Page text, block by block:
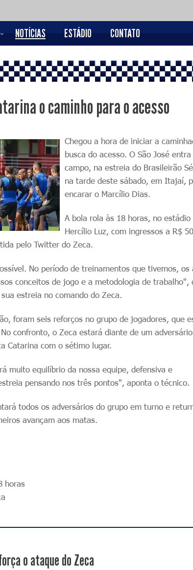
NOTÍCIAS ESTÁDIO CONTATO
o caminho para o acesso
Chegou a hora de iniciar a
busca do acesso. O São José
campo, na estreia do Brasileirão
na tarde deste sábado, em Itajaí,
encarar o Marcílio Dias.
A bola rola às 18 horas, no estádio
Hercílio Luz, com ingressos a R$
pelo Twitter do Zeca.
No período de treinamentos que tivemos, os
conceitos de jogo e a metodologia de trabalho",
estreia no comando do Zeca.
foram seis reforços no grupo de jogadores, que
confronto, o Zeca estará diante de um
Catarina com o sétimo lugar.
muito equilíbrio da nossa equipe, defensiva e
pensando nos três pontos", aponta o técnico.
todos os adversários do grupo em turno e
avançam aos matas.
horas
o ataque do Zeca